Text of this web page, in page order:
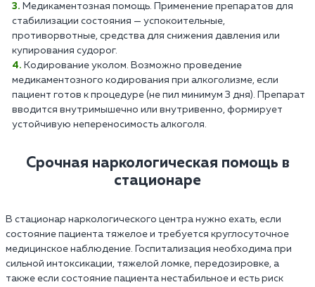
Медикаментозная помощь. Применение препаратов для
стабилизации состояния — успокоительные,
противорвотные, средства для снижения давления или
купирования судорог.
Кодирование уколом. Возможно проведение
медикаментозного кодирования при алкоголизме, если
пациент готов к процедуре (не пил минимум 3 дня). Препарат
вводится внутримышечно или внутривенно, формирует
устойчивую непереносимость алкоголя.
Срочная наркологическая помощь в
стационаре
В стационар наркологического центра нужно ехать, если
состояние пациента тяжелое и требуется круглосуточное
медицинское наблюдение. Госпитализация необходима при
сильной интоксикации, тяжелой ломке, передозировке, а
также если состояние пациента нестабильное и есть риск